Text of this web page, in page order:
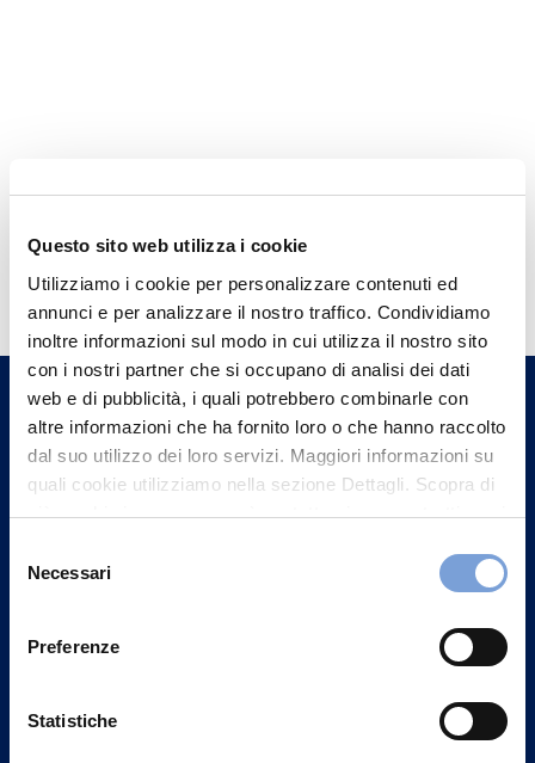
Questo sito web utilizza i cookie
Utilizziamo i cookie per personalizzare contenuti ed
annunci e per analizzare il nostro traffico. Condividiamo
inoltre informazioni sul modo in cui utilizza il nostro sito
con i nostri partner che si occupano di analisi dei dati
web e di pubblicità, i quali potrebbero combinarle con
altre informazioni che ha fornito loro o che hanno raccolto
dal suo utilizzo dei loro servizi. Maggiori informazioni su
quali cookie utilizziamo nella sezione Dettagli. Scopra di
più su chi siamo, come può contattarci e come trattiamo i
può trovare nel footer del sito nella sezione "Informativa
delNecessari
Preferenze
Statistiche
Hai bisogno di
informazioni?
Trova l'Agenzia più vicina a te e parla con
un nostro Agente.
Contattaci